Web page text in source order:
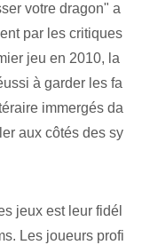
votre dragon" a
par les critiques
jeu en 2010, la
à garder les fa
immergés da
aux côtés des sy
jeux est leur fidél
Les joueurs profi